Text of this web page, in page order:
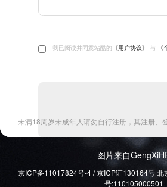
图片来自
京ICP备11017824号-4 / 京ICP证130164号 北
号:110105000501